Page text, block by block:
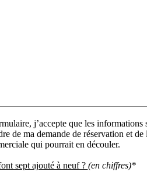
ma demande de réservation et de la relation
qui pourrait en découler.
sept ajouté à neuf ? (en chiffres)*